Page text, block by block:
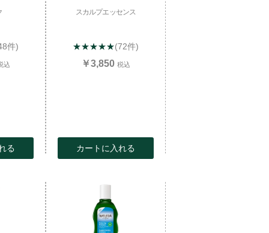
件)
込
る
スカルプエッセンス
★★★★★(72件)
￥3,850 税込
カートに入れる